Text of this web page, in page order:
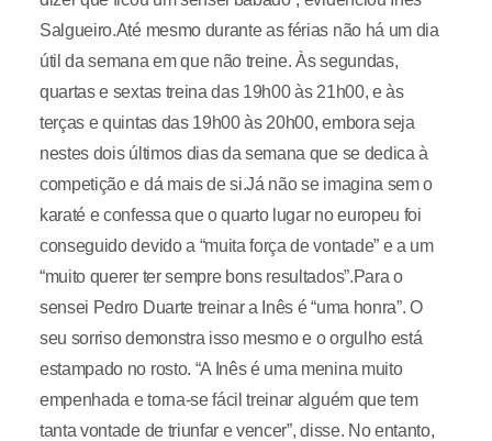
Salgueiro.Até mesmo durante as férias não há um dia
útil da semana em que não treine. Às segundas,
quartas e sextas treina das 19h00 às 21h00, e às
terças e quintas das 19h00 às 20h00, embora seja
nestes dois últimos dias da semana que se dedica à
competição e dá mais de si.Já não se imagina sem o
karaté e confessa que o quarto lugar no europeu foi
conseguido devido a “muita força de vontade” e a um
“muito querer ter sempre bons resultados”.Para o
sensei Pedro Duarte treinar a Inês é “uma honra”. O
seu sorriso demonstra isso mesmo e o orgulho está
estampado no rosto. “A Inês é uma menina muito
empenhada e torna-se fácil treinar alguém que tem
tanta vontade de triunfar e vencer”, disse. No entanto,